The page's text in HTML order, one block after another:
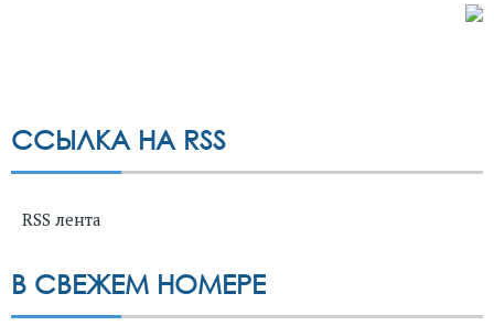
ССЫЛКА НА RSS
RSS лента
В СВЕЖЕМ НОМЕРЕ